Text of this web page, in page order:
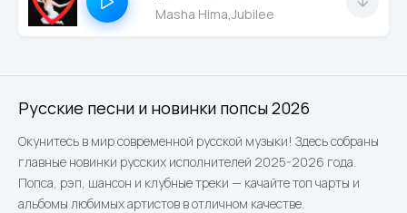
Русские песни и новинки попсы 2026
Окунитесь в мир современной русской музыки! Здесь собраны
главные новинки русских исполнителей 2025-2026 года.
Попса, рэп, шансон и клубные треки — качайте топ чарты и
альбомы любимых артистов в отличном качестве.
Masha Hima Jubilee